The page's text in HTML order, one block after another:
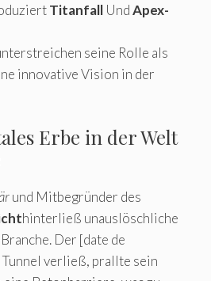
Titanfall UndApex-
seine Rolle als
innovative Vision in der
Erbe in der Welt
und Mitbegründer des
hinterließ unauslöschliche
Der [date de
Tunnel verließ, prallte sein